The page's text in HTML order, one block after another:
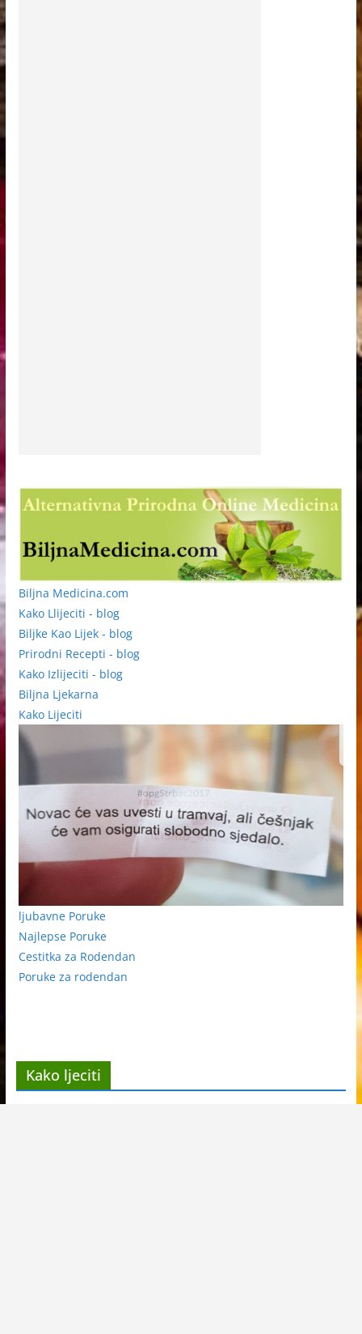
Biljna Medicina.com
Kako Llijeciti - blog
Biljke Kao Lijek - blog
Prirodni Recepti - blog
Kako Izlijeciti - blog
Biljna Ljekarna
Kako Lijeciti
ljubavne Poruke
Najlepse Poruke
Cestitka za Rodendan
Poruke za rodendan
Kako ljeciti